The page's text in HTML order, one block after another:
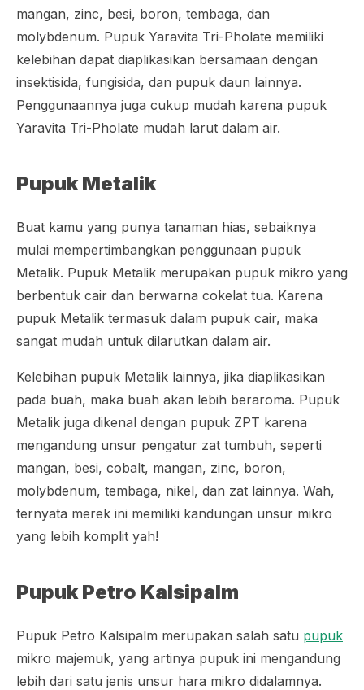
mangan, zinc, besi, boron, tembaga, dan
molybdenum. Pupuk Yaravita Tri-Pholate memiliki
kelebihan dapat diaplikasikan bersamaan dengan
insektisida, fungisida, dan pupuk daun lainnya.
Penggunaannya juga cukup mudah karena pupuk
Yaravita Tri-Pholate mudah larut dalam air.
Pupuk Metalik
Buat kamu yang punya tanaman hias, sebaiknya
mulai mempertimbangkan penggunaan pupuk
Metalik. Pupuk Metalik merupakan pupuk mikro yang
berbentuk cair dan berwarna cokelat tua. Karena
pupuk Metalik termasuk dalam pupuk cair, maka
sangat mudah untuk dilarutkan dalam air.
Kelebihan pupuk Metalik lainnya, jika diaplikasikan
pada buah, maka buah akan lebih beraroma. Pupuk
Metalik juga dikenal dengan pupuk ZPT karena
mengandung unsur pengatur zat tumbuh, seperti
mangan, besi, cobalt, mangan, zinc, boron,
molybdenum, tembaga, nikel, dan zat lainnya. Wah,
ternyata merek ini memiliki kandungan unsur mikro
yang lebih komplit yah!
Pupuk Petro Kalsipalm
Pupuk Petro Kalsipalm merupakan salah satu pupuk
mikro majemuk, yang artinya pupuk ini mengandung
lebih dari satu jenis unsur hara mikro didalamnya.